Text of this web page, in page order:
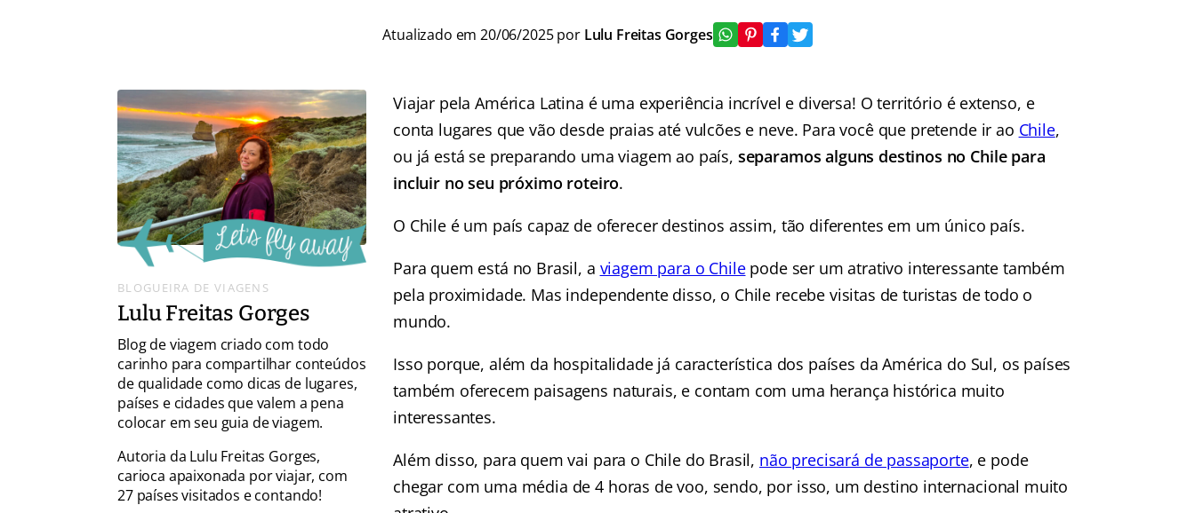
Atualizado em 20/06/2025 por Lulu Freitas Gorges
Viajar pela América Latina é uma experiência incrível e diversa! O território é extenso, e
conta lugares que vão desde praias até vulcões e neve. Para você que pretende ir ao Chile,
ou já está se preparando uma viagem ao país, separamos alguns destinos no Chile para
incluir no seu próximo roteiro.
O Chile é um país capaz de oferecer destinos assim, tão diferentes em um único país.
Para quem está no Brasil, a viagem para o Chilepode ser um atrativo interessante também
pela proximidade. Mas independente disso, o Chile recebe visitas de turistas de todo o
mundo.
Isso porque, além da hospitalidade já característica dos países da América do Sul, os países
também oferecem paisagens naturais, e contam com uma herança histórica muito
interessantes.
Além disso, para quem vai para o Chile do Brasil, não precisará de passaporte, e pode
chegar com uma média de 4 horas de voo, sendo, por isso, um destino internacional muito
BLOGUEIRA DE VIAGENS
Lulu Freitas Gorges
Blog de viagem criado com todo
carinho para compartilhar conteúdos
de qualidade como dicas de lugares,
países e cidades que valem a pena
colocar em seu guia de viagem.
Autoria da Lulu Freitas Gorges,
carioca apaixonada por viajar, com
27 países visitados e contando!